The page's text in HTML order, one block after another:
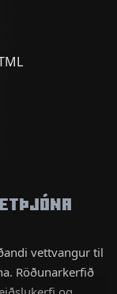
vettvangur til
Röðunarkerfið